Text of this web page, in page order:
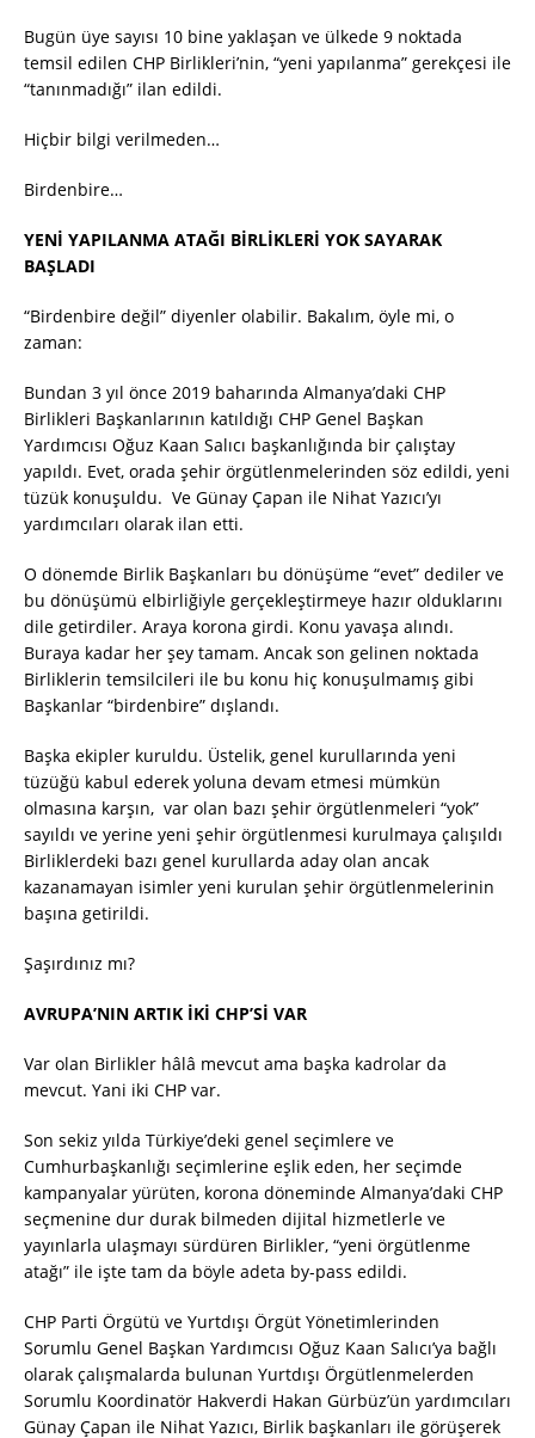
Bugün üye sayısı 10 bine yaklaşan ve ülkede 9 noktada
temsil edilen CHP Birlikleri’nin, “yeni yapılanma” gerekçesi ile
“tanınmadığı” ilan edildi.
Hiçbir bilgi verilmeden…
Birdenbire…
YENİ YAPILANMA ATAĞI BİRLİKLERİ YOK SAYARAK
BAŞLADI
“Birdenbire değil” diyenler olabilir. Bakalım, öyle mi, o
zaman:
Bundan 3 yıl önce 2019 baharında Almanya’daki CHP
Birlikleri Başkanlarının katıldığı CHP Genel Başkan
Yardımcısı Oğuz Kaan Salıcı başkanlığında bir çalıştay
yapıldı. Evet, orada şehir örgütlenmelerinden söz edildi, yeni
tüzük konuşuldu. Ve Günay Çapan ile Nihat Yazıcı’yı
yardımcıları olarak ilan etti.
O dönemde Birlik Başkanları bu dönüşüme “evet” dediler ve
bu dönüşümü elbirliğiyle gerçekleştirmeye hazır olduklarını
dile getirdiler. Araya korona girdi. Konu yavaşa alındı.
Buraya kadar her şey tamam. Ancak son gelinen noktada
Birliklerin temsilcileri ile bu konu hiç konuşulmamış gibi
Başkanlar “birdenbire” dışlandı.
Başka ekipler kuruldu. Üstelik, genel kurullarında yeni
tüzüğü kabul ederek yoluna devam etmesi mümkün
olmasına karşın, var olan bazı şehir örgütlenmeleri “yok”
sayıldı ve yerine yeni şehir örgütlenmesi kurulmaya çalışıldı
Birliklerdeki bazı genel kurullarda aday olan ancak
kazanamayan isimler yeni kurulan şehir örgütlenmelerinin
başına getirildi.
Şaşırdınız mı?
AVRUPA’NIN ARTIK İKİ CHP’Sİ VAR
Var olan Birlikler hâlâ mevcut ama başka kadrolar da
mevcut. Yani iki CHP var.
Son sekiz yılda Türkiye’deki genel seçimlere ve
Cumhurbaşkanlığı seçimlerine eşlik eden, her seçimde
kampanyalar yürüten, korona döneminde Almanya’daki CHP
seçmenine dur durak bilmeden dijital hizmetlerle ve
yayınlarla ulaşmayı sürdüren Birlikler, “yeni örgütlenme
atağı” ile işte tam da böyle adeta by-pass edildi.
CHP Parti Örgütü ve Yurtdışı Örgüt Yönetimlerinden
Sorumlu Genel Başkan Yardımcısı Oğuz Kaan Salıcı’ya bağlı
olarak çalışmalarda bulunan Yurtdışı Örgütlenmelerden
Sorumlu Koordinatör Hakverdi Hakan Gürbüz’ün yardımcıları
Günay Çapan ile Nihat Yazıcı, Birlik başkanları ile görüşerek